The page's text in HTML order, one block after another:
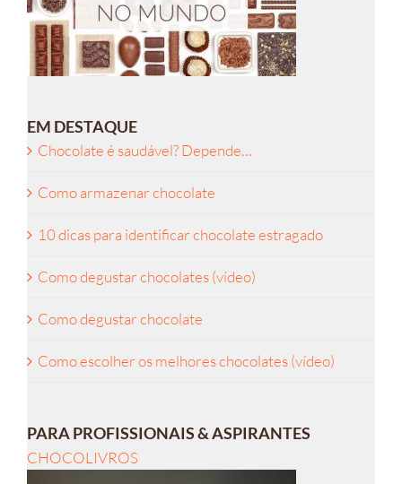
EM DESTAQUE
Chocolate é saudável? Depende…
Como armazenar chocolate
10 dicas para identificar chocolate estragado
Como degustar chocolates (vídeo)
Como degustar chocolate
Como escolher os melhores chocolates (vídeo)
PARA PROFISSIONAIS & ASPIRANTES
CHOCOLIVROS